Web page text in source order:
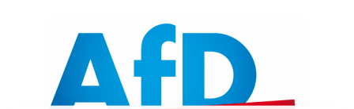
Datenschutzeinstellungen
Wir nutzen Cookies auf unserer Website. Einige von ihnen sind
essenziell, während andere uns helfen, diese Website und Ihre